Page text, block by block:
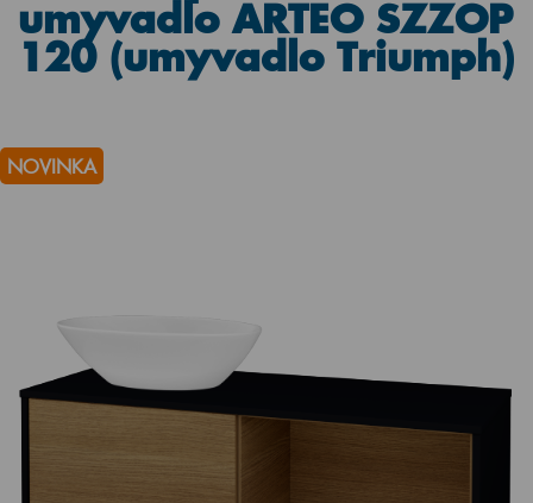
umyvadlo ARTEO SZZOP
120 (umyvadlo Triumph)
NOVINKA